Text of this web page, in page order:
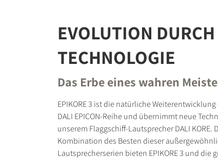
PRODUKTE
EVOLUTION
TECHNOLOGIE
Das Erbe eines wahren
EPIKORE 3 ist die natürliche
DALI EPICON-Reihe und übernimmt neue
unserem Flaggschiff-Lautsprecher DALI KORE.
Kombination des Besten dieser
Lautsprecherserien bieten EPIKORE 3 und die